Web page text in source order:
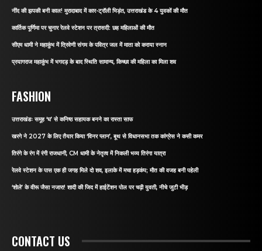
नींद की झपकी बनी काल! मुरादाबाद में कार-ट्रॉली भिड़ंत, उत्तराखंड के 4 युवकों की मौत
कार्तिक पूर्णिमा पर चुनार रेलवे स्टेशन पर त्रासदी: छह महिलाओं की मौत
सीएम धामी ने महाकुंभ में त्रिवेणी संगम के पवित्र जल में माता को कराया स्नान
प्रयागराज महाकुंभ में भगदड़ के बाद स्थिति सामान्य, किच्छा की महिला का मिला शव
FASHION
उत्तराखंडः समूह ‘घ’ से कनिष्ठ सहायक बनने का रास्ता साफ
खरगे ने 2027 के लिए तैयार किया ‘विनर प्लान’, बूथ से विधानसभा तक कांग्रेस ने कसी कमर
तिरंगे के रंग में रंगी राजधानी, CM धामी के नेतृत्व में निकली भव्य तिरंगा यात्रा
रेलवे स्टेशन के पास एक ही जगह मिले दो शव, इलाके में मचा हड़कंप; मौत की वजह बनी पहेली
‘शोले’ के वीरू जैसा नजारा! शादी की जिद में हाईटेंशन पोल पर चढ़ी युवती, नीचे जुटी भीड़
CONTACT US